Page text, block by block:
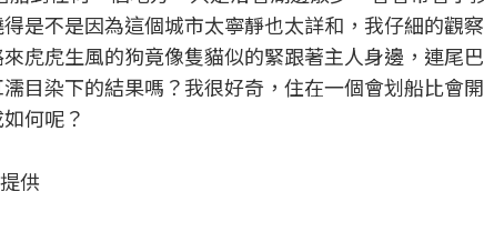
是不是因為這個城市太寧靜也太詳和，我仔細的觀
虎虎生風的狗竟像隻貓似的緊跟著主人身邊，連尾
目染下的結果嗎？我很好奇，住在一個會划船比會
何呢？
供